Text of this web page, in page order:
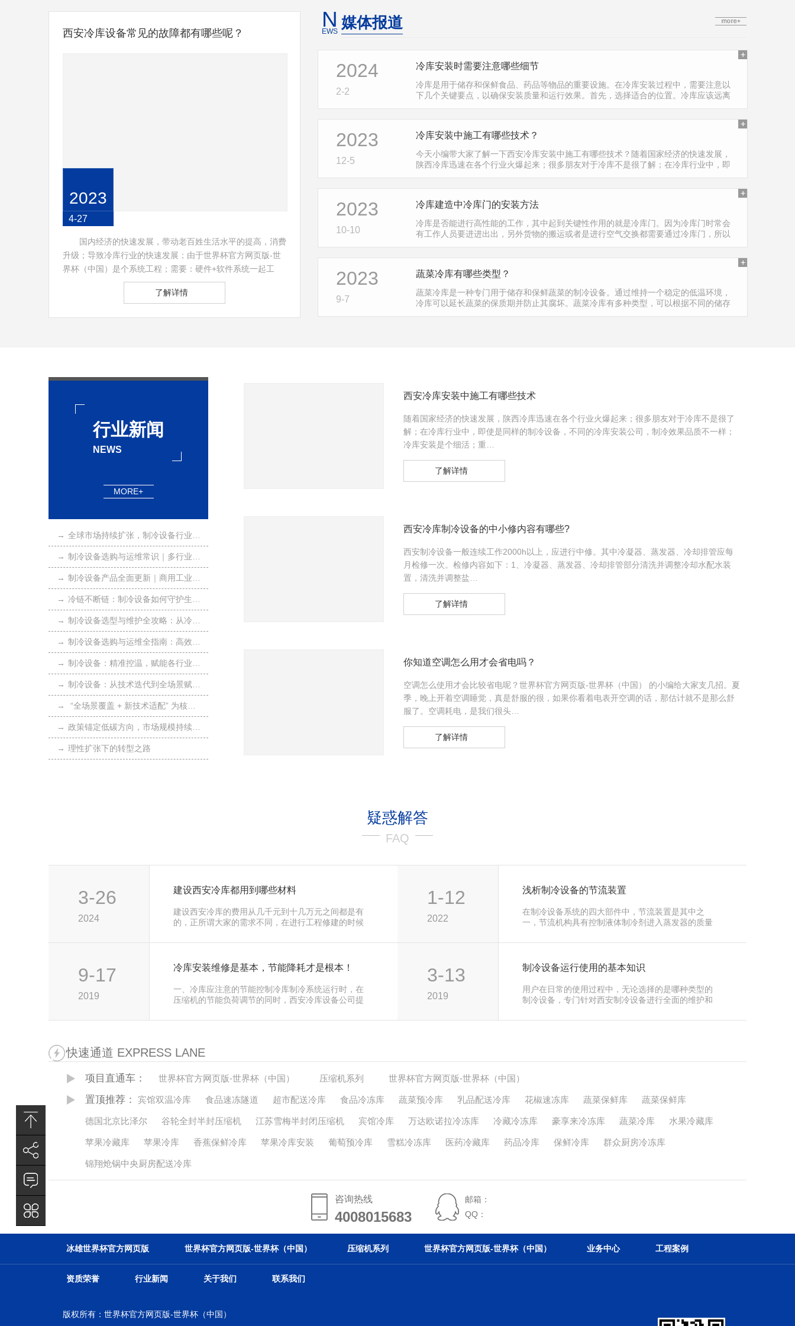
西安冷库设备常见的故障都有哪些呢？
2023
4-27
国内经济的快速发展，带动老百姓生活水平的提高，消费
升级；导致冷库行业的快速发展；由于世界杯官方网页版-世
界杯（中国）是个系统工程；需要：硬件+软件系统一起工
作，才能制冷；西安冷库设备需要长时间运行，因此西…
了解详情
N
EWS 媒体报道
2024
2-2
冷库安装时需要注意哪些细节
冷库是用于储存和保鲜食品、药品等物品的重要设施。在冷库安装过程中，需要注意以
下几个关键要点，以确保安装质量和运行效果。首先，选择适合的位置。冷库应该远离
2023
12-5
冷库安装中施工有哪些技术？
今天小编带大家了解一下西安冷库安装中施工有哪些技术？随着国家经济的快速发展，
陕西冷库迅速在各个行业火爆起来；很多朋友对于冷库不是很了解；在冷库行业中，即
2023
10-10
冷库建造中冷库门的安装方法
冷库是否能进行高性能的工作，其中起到关键性作用的就是冷库门。因为冷库门时常会
有工作人员要进进出出，另外货物的搬运或者是进行空气交换都需要通过冷库门，所以
2023
9-7
蔬菜冷库有哪些类型？
蔬菜冷库是一种专门用于储存和保鲜蔬菜的制冷设备。通过维持一个稳定的低温环境，
冷库可以延长蔬菜的保质期并防止其腐坏。蔬菜冷库有多种类型，可以根据不同的储存
行业新闻
NEWS
MORE+
→ 全球市场持续扩张，制冷设备行业步入黄金发展期
→ 制冷设备选购与运维常识｜多行业适配型制冷设备合规方案
→ 制冷设备产品全面更新｜商用工业制冷设备 合规稳定温控设备方案
→ 冷链不断链：制冷设备如何守护生鲜全程“新鲜”
→ 制冷设备选型与维护全攻略：从冷柜到冷库的全面指南
→ 制冷设备选购与运维全指南：高效节能，适配家装工装全场景
→ 制冷设备：精准控温，赋能各行业高效生产与舒适体验
→ 制冷设备：从技术迭代到全场景赋能，绿色智能成核心趋势
→ “全场景覆盖 + 新技术适配” 为核心，撰写疑难问题解答文章
→ 政策锚定低碳方向，市场规模持续扩容
→ 理性扩张下的转型之路
西安冷库安装中施工有哪些技术
随着国家经济的快速发展，陕西冷库迅速在各个行业火爆起来；很多朋友对于冷库不是很了
解；在冷库行业中，即使是同样的制冷设备，不同的冷库安装公司，制冷效果品质不一样；
冷库安装是个细活；重…
了解详情
西安冷库制冷设备的中小修内容有哪些?
西安制冷设备一般连续工作2000h以上，应进行中修。其中冷凝器、蒸发器、冷却排管应每
月检修一次。检修内容如下：1、冷凝器、蒸发器、冷却排管部分清洗并调整冷却水配水装
置，清洗并调整盐…
了解详情
你知道空调怎么用才会省电吗？
空调怎么使用才会比较省电呢？世界杯官方网页版-世界杯（中国） 的小编给大家支几招。夏
季，晚上开着空调睡觉，真是舒服的很，如果你看着电表开空调的话，那估计就不是那么舒
服了。空调耗电，是我们很头…
了解详情
疑惑解答
FAQ
3-26
2024
建设西安冷库都用到哪些材料
建设西安冷库的费用从几千元到十几万元之间都是有
的，正所谓大家的需求不同，在进行工程修建的时候
1-12
2022
浅析制冷设备的节流装置
在制冷设备系统的四大部件中，节流装置是其中之
一，节流机构具有控制液体制冷剂进入蒸发器的质量
9-17
2019
冷库安装维修是基本，节能降耗才是根本！
一、冷库应注意的节能控制冷库制冷系统运行时，在
压缩机的节能负荷调节的同时，西安冷库设备公司提
3-13
2019
制冷设备运行使用的基本知识
用户在日常的使用过程中，无论选择的是哪种类型的
制冷设备，专门针对西安制冷设备进行全面的维护和
快速通道 EXPRESS LANE
项目直通车： 世界杯官方网页版-世界杯（中国） 压缩机系列 世界杯官方网页版-世界杯（中国）
置顶推荐： 宾馆双温冷库 食品速冻隧道 超市配送冷库 食品冷冻库 蔬菜预冷库 乳品配送冷库 花椒速冻库 蔬菜保鲜库 蔬菜保鲜库
德国北京比泽尔 谷轮全封半封压缩机 江苏雪梅半封闭压缩机 宾馆冷库 万达欧诺拉冷冻库 冷藏冷冻库 豪享来冷冻库 蔬菜冷库 水果冷藏库
苹果冷藏库 苹果冷库 香蕉保鲜冷库 苹果冷库安装 葡萄预冷库 雪糕冷冻库 医药冷藏库 药品冷库 保鲜冷库 群众厨房冷冻库
锦翔炝锅中央厨房配送冷库
咨询热线
4008015683
4008015683
邮箱：
QQ：
冰雄世界杯官方网页版 世界杯官方网页版-世界杯（中国） 压缩机系列 世界杯官方网页版-世界杯（中国） 业务中心 工程案例
资质荣誉 行业新闻 关于我们 联系我们
版权所有：世界杯官方网页版-世界杯（中国）